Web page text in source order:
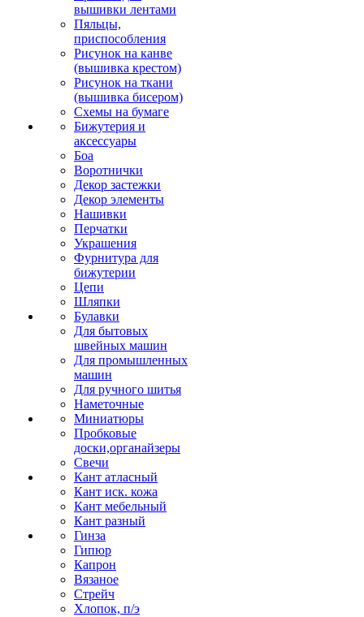
вышивки лентами
Пяльцы,
приспособления
Рисунок на канве
(вышивка крестом)
Рисунок на ткани
(вышивка бисером)
Схемы на бумаге
Бижутерия и
аксессуары
Боа
Воротнички
Декор застежки
Декор элементы
Нашивки
Перчатки
Украшения
Фурнитура для
бижутерии
Цепи
Шляпки
Булавки
Для бытовых
швейных машин
Для промышленных
машин
Для ручного шитья
Наметочные
Миниатюры
Пробковые
доски,органайзеры
Свечи
Кант атласный
Кант иск. кожа
Кант мебельный
Кант разный
Гинза
Гипюр
Капрон
Вязаное
Стрейч
Хлопок, п/э